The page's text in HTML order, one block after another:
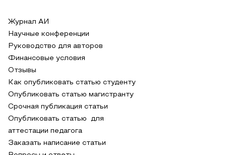
Журнал АИ
Научные конференции
Руководство для авторов
Финансовые условия
Отзывы
Как опубликовать статью студенту
Опубликовать статью магистранту
Срочная публикация статьи
Опубликовать статью для
аттестации педагога
Заказать написание статьи